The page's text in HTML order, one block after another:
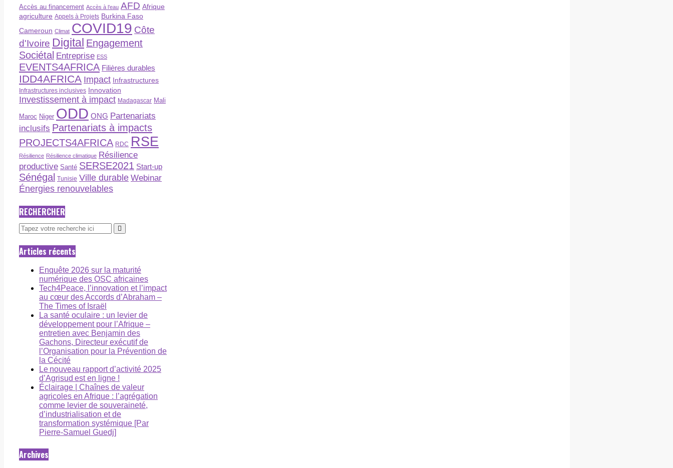
Accès au financement Accès à l’eau AFD Afrique
agriculture Appels à Projets Burkina Faso
Cameroun Climat COVID19 Côte
d'Ivoire Digital Engagement
Sociétal Entreprise ESS
EVENTS4AFRICA Filières durables
IDD4AFRICA Impact Infrastructures
Infrastructures inclusives Innovation
Investissement à impact Madagascar Mali
Maroc Niger ODD ONG Partenariats
inclusifs Partenariats à impacts
PROJECTS4AFRICA RDC RSE
Résilience Résilience climatique Résilience
productive Santé SERSE2021 Start-up
Sénégal Tunisie Ville durable Webinar
Énergies renouvelables
RECHERCHER
Articles récents
Enquête 2026 sur la maturité
numérique des OSC africaines
Tech4Peace, l’innovation et l’impact
au cœur des Accords d’Abraham –
The Times of Israël
La santé oculaire : un levier de
développement pour l’Afrique –
entretien avec Benjamin des
Gachons, Directeur exécutif de
l’Organisation pour la Prévention de
la Cécité
Le nouveau rapport d’activité 2025
d’Agrisud est en ligne !
Éclairage | Chaînes de valeur
agricoles en Afrique : l’agrégation
comme levier de souveraineté,
d’industrialisation et de
transformation systémique [Par
Pierre-Samuel Guedj]
Archives